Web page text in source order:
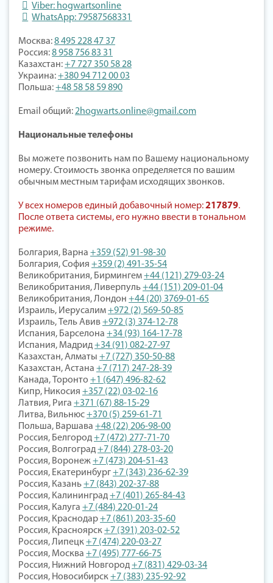
Viber: hogwartsonline
WhatsApp: 79587568331
Москва:8 495 228 47 37
Россия:8 958 756 83 31
Казахстан:+7 727 350 58 28
Украина:+380 94 712 00 03
Польша:+48 58 58 59 890
Email общий:2hogwarts.online@gmail.com
Национальные телефоны
Вы можете позвонить нам по Вашему национальному
номеру. Стоимость звонка определяется по вашим
обычным местным тарифам исходящих звонков.
У всех номеров единый добавочный номер:217879.
После ответа системы, его нужно ввести в тональном
режиме.
Болгария, Варна +359 (52) 91-98-30
Болгария, София +359 (2) 491-35-54
Великобритания, Бирмингем+44 (121) 279-03-24
Великобритания, Ливерпуль+44 (151) 209-01-04
Великобритания, Лондон +44 (20) 3769-01-65
Израиль, Иерусалим+972 (2) 569-50-85
Израиль, Тель Авив+972 (3) 374-12-78
Испания, Барселона +34 (93) 164-17-78
Испания, Мадрид+34 (91) 082-27-97
Казахстан, Алматы +7 (727) 350-50-88
Казахстан, Астана +7 (717) 247-28-39
Канада, Торонто +1 (647) 496-82-62
Кипр, Никосия +357 (22) 03-02-16
Латвия, Рига +371 (67) 88-15-29
Литва, Вильнюс+370 (5) 259-61-71
Польша, Варшава +48 (22) 206-98-00
Россия, Белгород+7 (472) 277-71-70
Россия, Волгоград+7 (844) 278-03-20
Россия, Воронеж+7 (473) 204-51-43
Россия, Екатеринбург+7 (343) 236-62-39
Россия, Казань+7 (843) 202-37-88
Россия, Калининград+7 (401) 265-84-43
Россия, Калуга +7 (484) 220-01-24
Россия, Краснодар+7 (861) 203-35-60
Россия, Красноярск+7 (391) 203-02-52
Россия, Липецк+7 (474) 220-03-27
Россия, Москва +7 (495) 777-66-75
Россия, Нижний Новгород+7 (831) 429-03-34
Россия, Новосибирск+7 (383) 235-92-92